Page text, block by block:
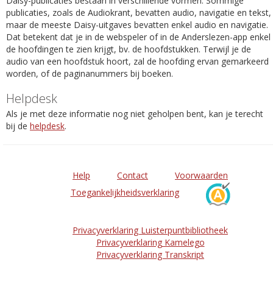
publicaties, zoals de Audiokrant, bevatten audio, navigatie en tekst,
maar de meeste Daisy-uitgaves bevatten enkel audio en navigatie.
Dat betekent dat je in de webspeler of in de Anderslezen-app enkel
de hoofdingen te zien krijgt, bv. de hoofdstukken. Terwijl je de
audio van een hoofdstuk hoort, zal de hoofding ervan gemarkeerd
worden, of de paginanummers bij boeken.
Helpdesk
Als je met deze informatie nog niet geholpen bent, kan je terecht
bij de helpdesk.
Help Contact
Voorwaarden
Toegankelijkheidsverklaring
Privacyverklaring Luisterpuntbibliotheek
Privacyverklaring Kamelego
Privacyverklaring Transkript